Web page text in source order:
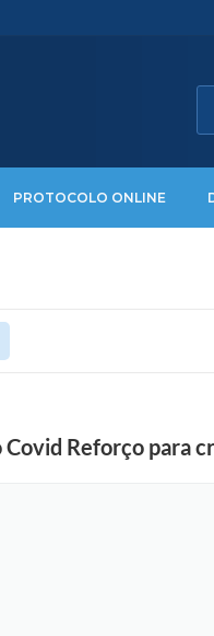
PROTOCOLO ONLINE
Reforço para